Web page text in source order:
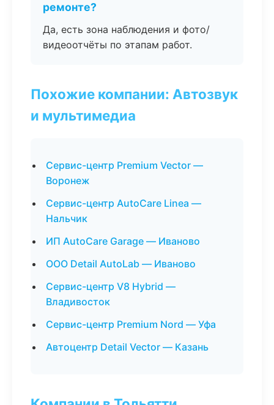
ремонте?
Да, есть зона наблюдения и фото/
видеоотчёты по этапам работ.
Похожие компании: Автозвук
и мультимедиа
Сервис-центр Premium Vector —
Воронеж
Сервис-центр AutoCare Linea —
Нальчик
ИП AutoCare Garage — Иваново
ООО Detail AutoLab — Иваново
Сервис-центр V8 Hybrid —
Владивосток
Сервис-центр Premium Nord — Уфа
Автоцентр Detail Vector — Казань